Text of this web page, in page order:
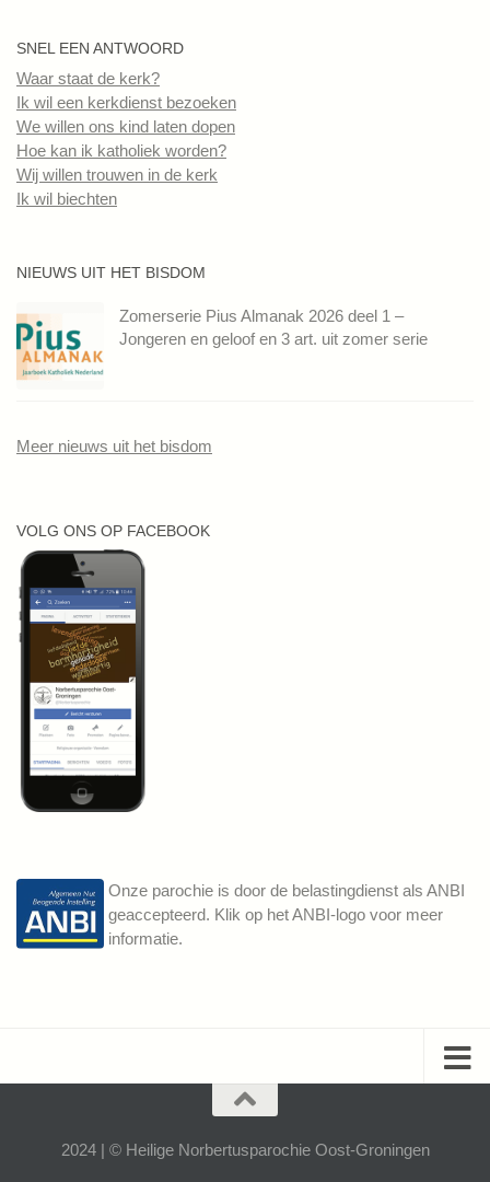
SNEL EEN ANTWOORD
Waar staat de kerk?
Ik wil een kerkdienst bezoeken
We willen ons kind laten dopen
Hoe kan ik katholiek worden?
Wij willen trouwen in de kerk
Ik wil biechten
NIEUWS UIT HET BISDOM
Zomerserie Pius Almanak 2026 deel 1 –
Jongeren en geloof en 3 art. uit zomer serie
Meer nieuws uit het bisdom
VOLG ONS OP FACEBOOK
Onze parochie is door de belastingdienst als ANBI
geaccepteerd. Klik op het ANBI-logo voor meer
informatie.
2024 | © Heilige Norbertusparochie Oost-Groningen